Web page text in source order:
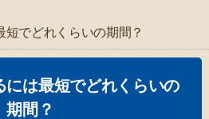
でどれくらいの期間？
期間？